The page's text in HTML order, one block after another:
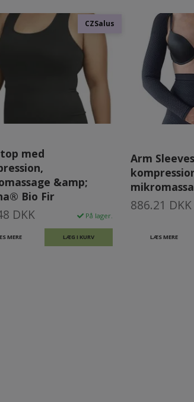
CZSalus
med
&amp;
Bio Fir
DKK På lager.
MERE LÆG I KURV
Arm
886.21 DKK
LÆS MERE